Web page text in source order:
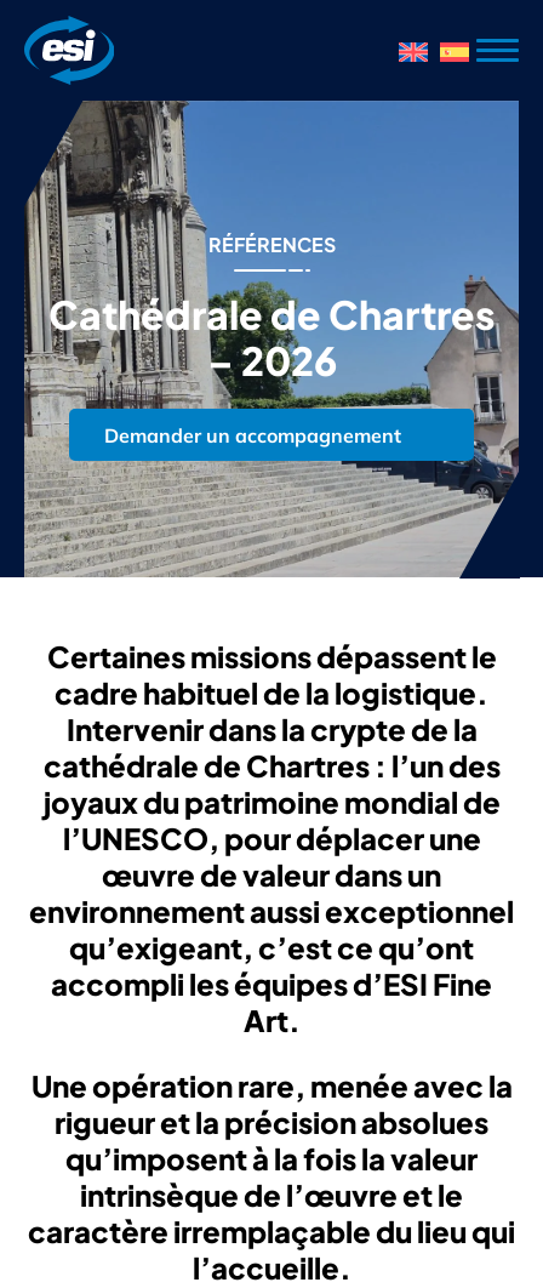
RÉFÉRENCES
Cathédrale de Chartres
– 2026
Demander un accompagnement
Certaines missions dépassent le
cadre habituel de la logistique.
Intervenir dans la crypte de la
cathédrale de Chartres : l’un des
joyaux du patrimoine mondial de
l’UNESCO, pour déplacer une
œuvre de valeur dans un
environnement aussi exceptionnel
qu’exigeant, c’est ce qu’ont
accompli les équipes d’ESI Fine
Art.
Une opération rare, menée avec la
rigueur et la précision absolues
qu’imposent à la fois la valeur
intrinsèque de l’œuvre et le
caractère irremplaçable du lieu qui
l’accueille.